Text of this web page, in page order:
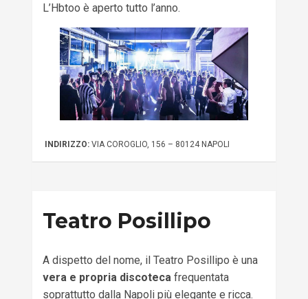
L’Hbtoo è aperto tutto l’anno.
INDIRIZZO:VIA COROGLIO, 156 – 80124 NAPOLI
Teatro Posillipo
A dispetto del nome, il Teatro Posillipo è una
vera e propria discoteca frequentata
soprattutto dalla Napoli più elegante e ricca.